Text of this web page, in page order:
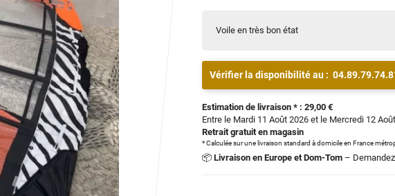
Voile en très bon état
Vérifier la disponibilité au :
Estimation de livraison * : 29,00 €
Entre le Mardi 11 Août 2026 et le Mercredi 12
Retrait gratuit en magasin
* Calculée sur une livraison standard à domicile en France
📦 Livraison en Europe et Dom-Tom –